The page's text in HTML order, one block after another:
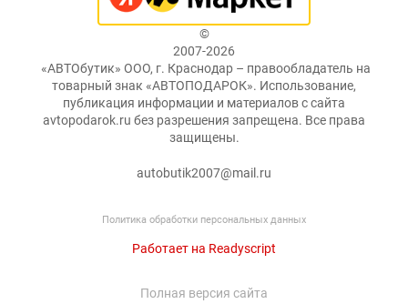
©
2007-2026
«АВТОбутик» ООО, г. Краснодар – правообладатель на
товарный знак «АВТОПОДАРОК». Использование,
публикация информации и материалов с сайта
avtopodarok.ru без разрешения запрещена. Все права
защищены.
autobutik2007@mail.ru
Политика обработки персональных данных
Работает на Readyscript
Полная версия сайта